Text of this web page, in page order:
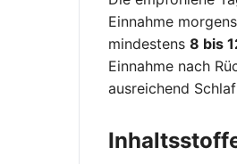
Einnahme
mindestens 8 bis
Einnahme nach
ausreichend